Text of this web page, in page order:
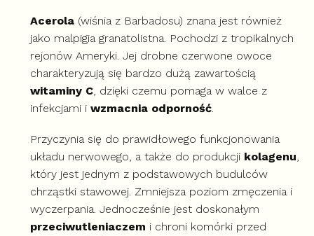
Acerola (wiśnia z Barbadosu) znana jest również
jako malpigia granatolistna. Pochodzi z tropikalnych
rejonów Ameryki. Jej drobne czerwone owoce
charakteryzują się bardzo dużą zawartością
witaminy C , dzięki czemu pomaga w walce z
infekcjami i wzmacnia odporność
Przyczynia się do prawidłowego funkcjonowania
układu nerwowego, a także do produkcji kolagenu
który jest jednym z podstawowych budulców
chrząstki stawowej. Zmniejsza poziom zmęczenia i
wyczerpania. Jednocześnie jest doskonałym
przeciwutleniaczem i chroni komórki przed